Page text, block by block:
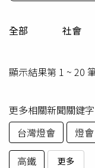
全部 社會
顯示結果第 1 ~ 20
更多相關新聞關鍵字
台灣燈會
燈會
高鐵
更多